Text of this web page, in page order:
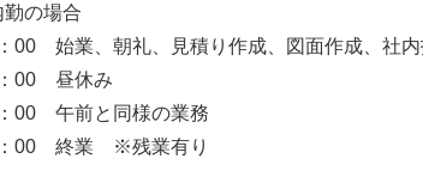
勤の場合
00 始業、朝礼、見積り作成、図面作成、社
00 昼休み
00 午前と同様の業務
00 終業 ※残業有り